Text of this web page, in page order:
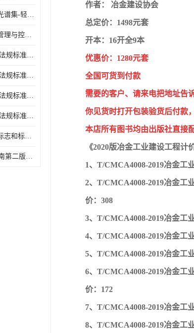
2023新版药品红外光谱集-轻工业出版社
2023新版医疗质量管理与控制指标汇编5.0版
2023新版 特种设备法规标准手册 机电类标准客运索道卷
2023新版 特种设备法规标准手册 机电类标准游乐设施卷
2023新版 特种设备法规标准手册 安全技术规范卷共三本
2023新版 特种设备法规标准手册 机电类标准电梯卷 共两本
2023新版道路交通标志和标线手册
2023年药品GMP指南第二版全6册
作者： 冶金建设协会
总定价：1498元套
开本：16开全9本
优惠价：1280元套
全国可货到付款
需要的客户、请来电把地址告
你见货时打开包装验货后付款
本店所有图书均由出版社直接
《2020版冶金工业建设工程计
1、T/CMCA4008-2019冶金工
2、T/CMCA4008-2019冶金工
价：308
3、T/CMCA4008-2019冶金工
4、T/CMCA4008-2019冶金工
5、T/CMCA4008-2019冶金工
6、T/CMCA4008-2019冶金工
价：172
7、T/CMCA4008-2019冶金工
8、T/CMCA4008-2019冶金工